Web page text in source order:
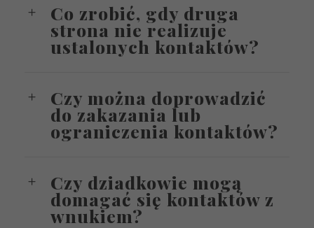
Co zrobić, gdy druga
strona nie realizuje
ustalonych kontaktów?
Czy można doprowadzić
do zakazania lub
ograniczenia kontaktów?
Czy dziadkowie mogą
domagać się kontaktów z
wnukiem?